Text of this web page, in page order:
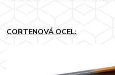
CORTENOVÁ OCEL: